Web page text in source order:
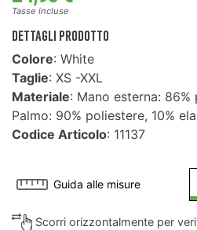
Tasse incluse
DETTAGLI PRODOTTO
Colore: White
Taglie: XS -XXL
Materiale: Mano esterna: 86%
Palmo: 90% poliestere, 10%
Codice Articolo: 11137
Guida alle misure
Scorri orizzontalmente per